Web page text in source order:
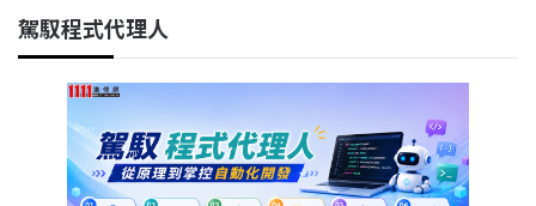
駕馭程式代理人